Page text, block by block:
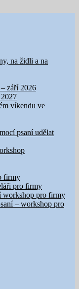
na židli a na
září 2026
víkendu ve
psaní udělat
firmy
pro firmy
workshop pro firmy
– workshop pro